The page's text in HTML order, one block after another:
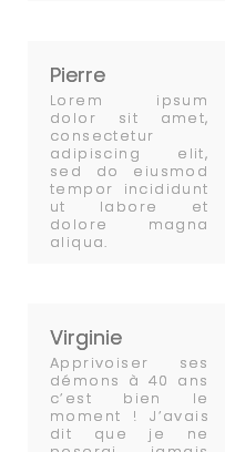
Pierre
Lorem ipsum
dolor sit amet,
consectetur
adipiscing elit,
sed do eiusmod
tempor incididunt
ut labore et
dolore magna
aliqua.
Virginie
Apprivoiser ses
démons à 40 ans
c’est bien le
moment ! J’avais
dit que je ne